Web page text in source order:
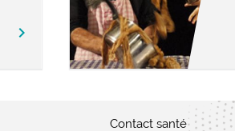
chevron_right
Contact santé